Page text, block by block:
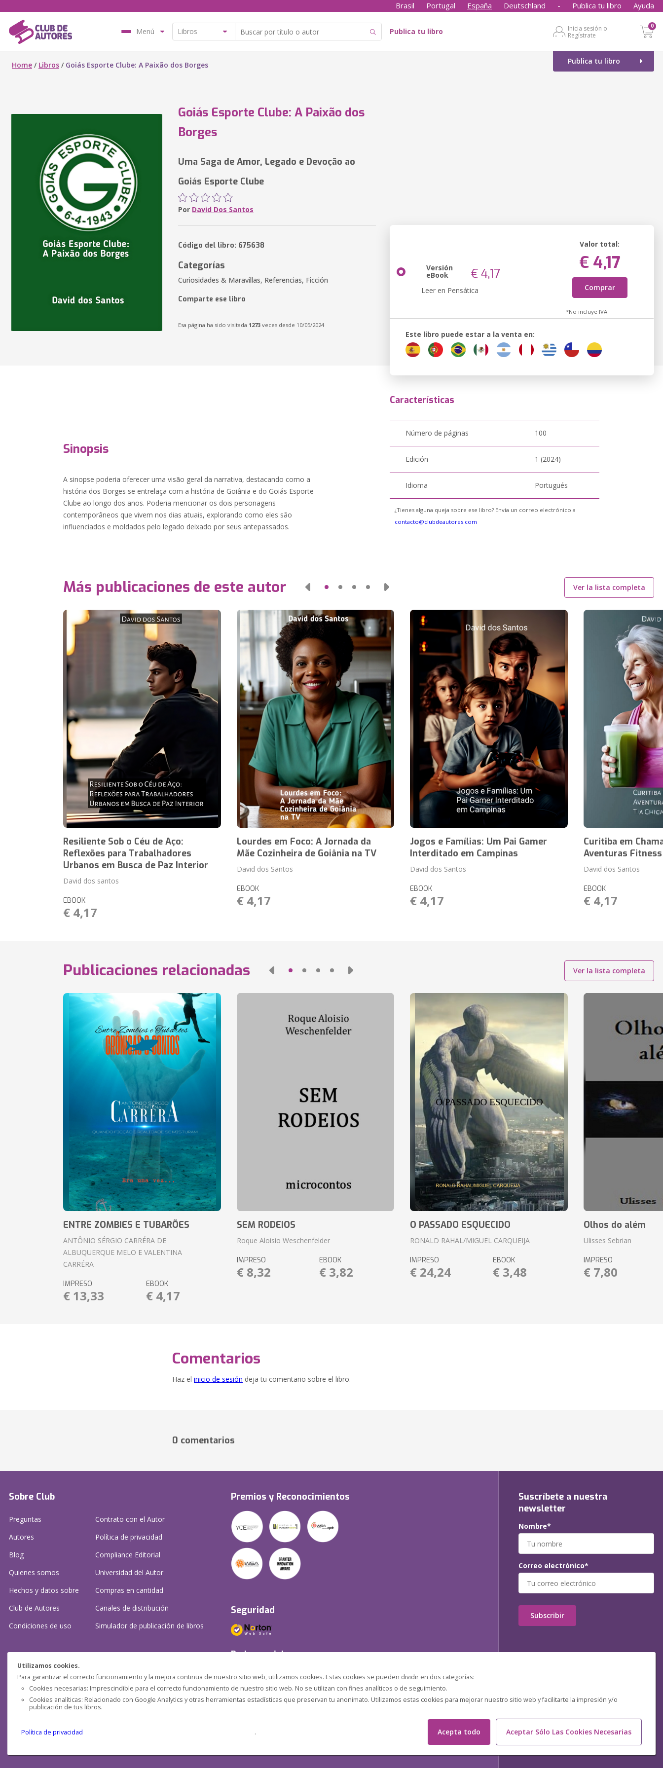
Utilizamos cookies.
Para garantizar el correcto funcionamiento y la mejora continua de nuestro sitio web, utilizamos cookies. Estas cookies se pueden dividir en dos categorías:
Cookies necesarias: Imprescindible para el correcto funcionamiento de nuestro sitio web. No se utilizan con fines analíticos o de seguimiento.
Cookies analíticas: Relacionado con Google Analytics y otras herramientas estadísticas que preservan tu anonimato. Utilizamos estas cookies para mejorar nuestro sitio web y facilitarte la impresión y/o
publicación de tus libros.
Política de privacidad . Acepta todo Aceptar Sólo Las Cookies Necesarias
Brasil Portugal España Deutschland - Publica tu libro Ayuda
Menú Publica tu libro
Inicia sesión o
Regístrate
0
Publica tu libro
Home / Libros / Goiás Esporte Clube: A Paixão dos Borges
Goiás Esporte Clube: A Paixão dos
Borges
Uma Saga de Amor, Legado e Devoção ao
Goiás Esporte Clube
Por David Dos Santos
Código del libro: 675638
Categorías
Curiosidades & Maravillas, Referencias, Ficción
Comparte ese libro
Esa página ha sido visitada 1273 veces desde 10/05/2024
Versión
eBook € 4,17
Leer en Pensática
Valor total:
€ 4,17
Comprar
*No incluye IVA.
Este libro puede estar a la venta en:
Sinopsis
A sinopse poderia oferecer uma visão geral da narrativa, destacando como a
história dos Borges se entrelaça com a história de Goiânia e do Goiás Esporte
Clube ao longo dos anos. Poderia mencionar os dois personagens
contemporâneos que vivem nos dias atuais, explorando como eles são
influenciados e moldados pelo legado deixado por seus antepassados.
Características
Número de páginas 100
Edición 1 (2024)
Idioma Portugués
¿Tienes alguna queja sobre ese libro? Envía un correo electrónico a
contacto@clubdeautores.com
Más publicaciones de este autor Ver la lista completa
Resiliente Sob o Céu de Aço:
Reflexões para Trabalhadores
Urbanos em Busca de Paz Interior
David dos santos
EBOOK
€ 4,17
Lourdes em Foco: A Jornada da
Mãe Cozinheira de Goiânia na TV
David dos Santos
EBOOK
€ 4,17
Jogos e Famílias: Um Pai Gamer
Interditado em Campinas
David dos Santos
EBOOK
€ 4,17
Curitiba em
Aventuras Fitness
David dos Santos
EBOOK
€ 4,17
Publicaciones relacionadas Ver la lista completa
ENTRE ZOMBIES E TUBARÕES
ANTÔNIO SÉRGIO CARRÉRA DE
ALBUQUERQUE MELO E VALENTINA
CARRÉRA
IMPRESO
€ 13,33
EBOOK
€ 4,17
SEM RODEIOS
Roque Aloisio Weschenfelder
IMPRESO
€ 8,32
EBOOK
€ 3,82
O PASSADO ESQUECIDO
RONALD RAHAL/MIGUEL CARQUEIJA
IMPRESO
€ 24,24
EBOOK
€ 3,48
Olhos do além
Ulisses Sebrian
IMPRESO
€ 7,80
Comentarios
Haz el inicio de sesión deja tu comentario sobre el libro.
0 comentarios
Sobre Club
Preguntas
Autores
Blog
Quienes somos
Hechos y datos sobre
Club de Autores
Condiciones de uso
Contrato con el Autor
Política de privacidad
Compliance Editorial
Universidad del Autor
Compras en cantidad
Canales de distribución
Simulador de publicación de libros
¿Necesitas ayuda?
Preguntas frecuentes
Contacta con nosotros: (contacto@clubdeautores.com )
Premios y Reconocimientos
Seguridad
Redes sociales
Suscríbete a nuestra
newsletter
Nombre*
Correo electrónico*
Subscribir
Pensática Lda., Número de Identificação Fiscal 517215560